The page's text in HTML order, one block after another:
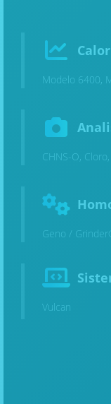
Modelo 6400,
CHNS-O,
Geno /
Vulcan